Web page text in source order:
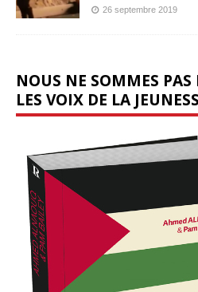
26 septembre 2019
NOUS NE SOMMES PAS
LES VOIX DE LA